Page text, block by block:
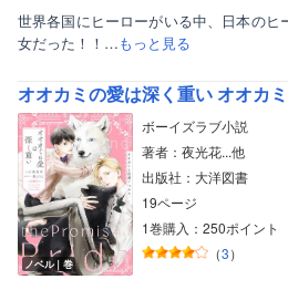
世界各国にヒーローがいる中、日本のヒ
女だった！！…もっと見る
オオカミの愛は深く重い オオカ
ノベル｜巻
ボーイズラブ小説
著者：夜光花...他
出版社：大洋図書
19ページ
1巻購入：250ポイント
（3）